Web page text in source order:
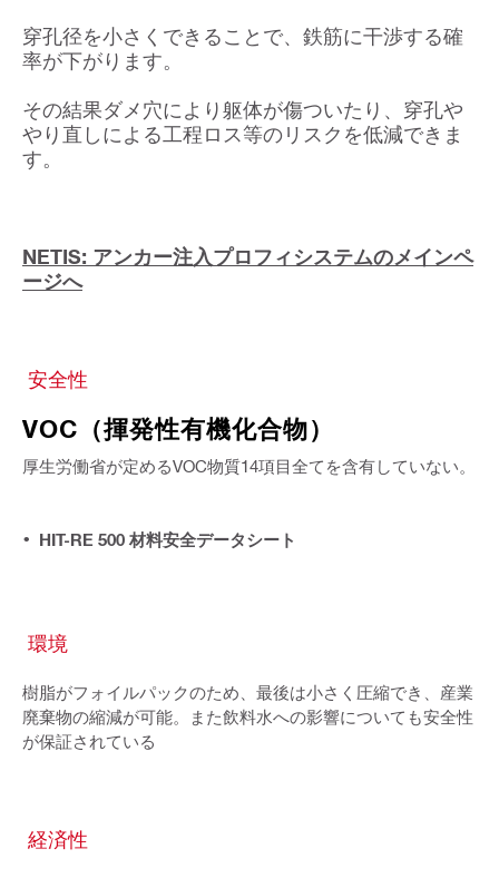
穿孔径を小さくできることで、鉄筋に干渉する確
率が下がります。
その結果ダメ穴により躯体が傷ついたり、穿孔や
やり直しによる工程ロス等のリスクを低減できま
す。
NETIS: アンカー注入プロフィシステムのメインペ
ージへ
安全性
VOC（揮発性有機化合物）
厚生労働省が定めるVOC物質14項目全てを含有していない。
HIT-RE 500 材料安全データシート
環境
樹脂がフォイルパックのため、最後は小さく圧縮でき、産業
廃棄物の縮減が可能。また飲料水への影響についても安全性
が保証されている
経済性